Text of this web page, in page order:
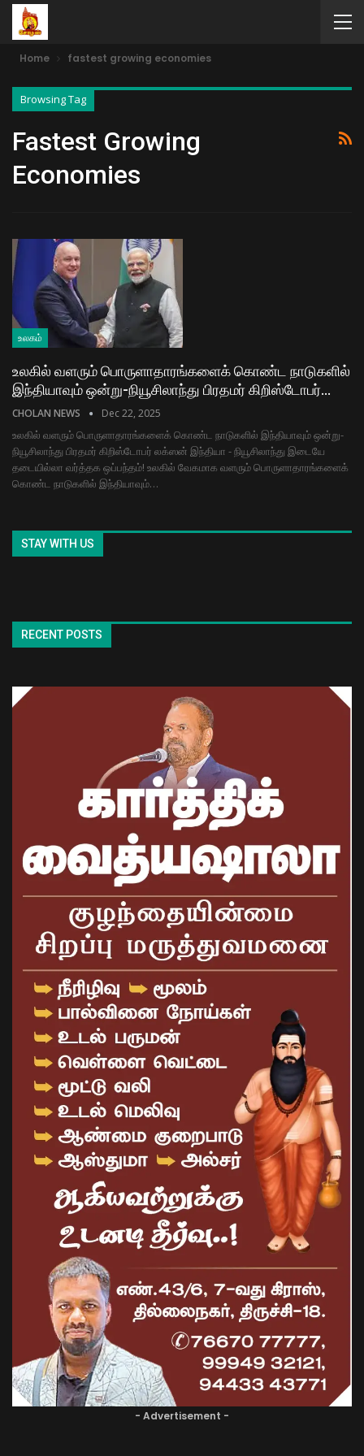
Home fastest growing economies
Browsing Tag
Fastest Growing
Economies
உலகம்
உலகில் வளரும் பொருளாதாரங்களைக் கொண்ட நாடுகளில்
இந்தியாவும் ஒன்று-நியூசிலாந்து பிரதமர் கிறிஸ்டோபர்…
CHOLAN NEWS Dec 22, 2025
உலகில் வளரும் பொருளாதாரங்களைக் கொண்ட நாடுகளில் இந்தியாவும் ஒன்று-
நியூசிலாந்து பிரதமர் கிறிஸ்டோபர் லக்ஸன் இந்தியா - நியூசிலாந்து இடையே
தடையில்லா வர்த்தக ஒப்பந்தம்! உலகில் வேகமாக வளரும் பொருளாதாரங்களைக்
கொண்ட நாடுகளில் இந்தியாவும்…
STAY WITH US
RECENT POSTS
- Advertisement -